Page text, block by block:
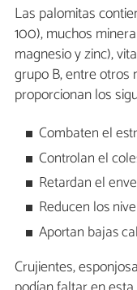
Las palomitas
100), muchos
magnesio y zinc),
grupo B, entre otros
proporcionan los
Combaten el
Controlan el
Retardan el
Reducen los
Aportan bajas
Crujientes,